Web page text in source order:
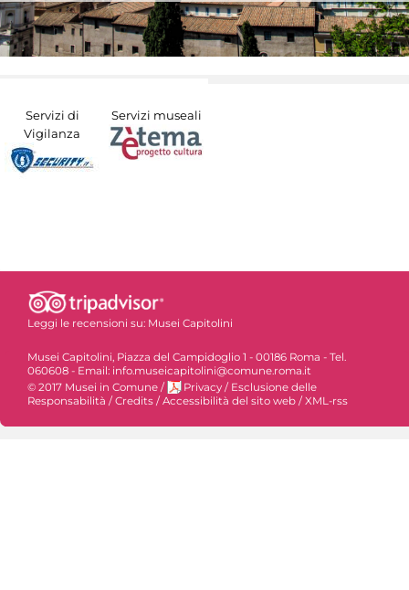
Servizi di
Vigilanza
Servizi museali
Leggi le recensioni su: Musei Capitolini
Musei Capitolini, Piazza del Campidoglio 1 - 00186 Roma - Tel.
060608 - Email: info.museicapitolini@comune.roma.it
© 2017 Musei in Comune / Privacy / Esclusione delle
Responsabilità /Credits /Accessibilità del sito web /XML-rss